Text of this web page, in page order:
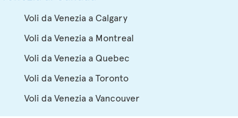
Voli da Venezia a Calgary
Voli da Venezia a Montreal
Voli da Venezia a Quebec
Voli da Venezia a Toronto
Voli da Venezia a Vancouver